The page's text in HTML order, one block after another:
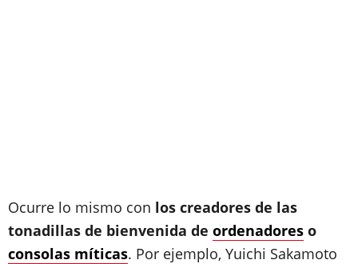
Ocurre lo mismo con los creadores de las
tonadillas de bienvenida de ordenadores o
consolas míticas. Por ejemplo, Yuichi Sakamoto